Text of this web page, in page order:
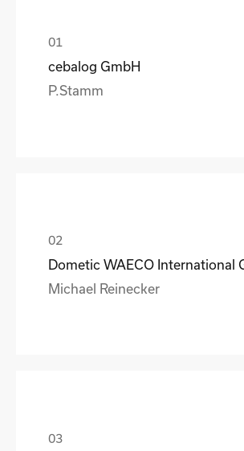
cebalog GmbH
P.Stamm
Dometic WAECO International
Michael Reinecker